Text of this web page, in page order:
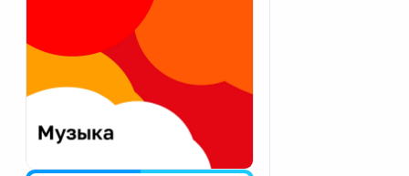
Екатеринбург
Калининград
Калуга